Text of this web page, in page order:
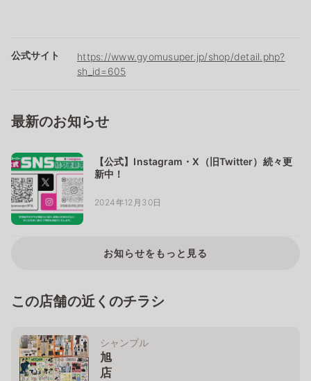
公式サイト
https://www.gyomusuper.jp/shop/detail.php?
sh_id=605
最新のお知らせ
【公式】Instagram・X（旧Twitter）続々更
新中！
2024年12月30日
お知らせをもっと見る
この店舗の近くのチラシ
シャンブル
旭